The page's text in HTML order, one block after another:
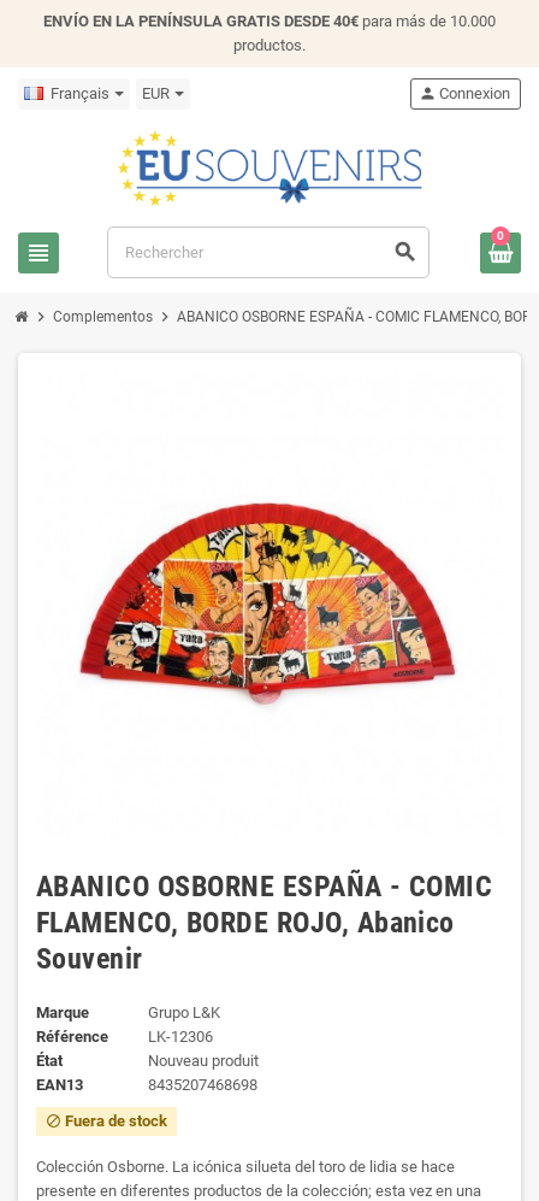
ENVÍO EN LA PENÍNSULA GRATIS DESDE 40€ para más de 10.000
productos.
Français EUR
view_headline search
person Connexion
0
chevron_right Complementos chevron_right ABANICO OSBORNE ESPAÑA - COMIC FLAMENCO,
ABANICO OSBORNE ESPAÑA - COMIC
FLAMENCO, BORDE ROJO, Abanico
Souvenir
Marque
Grupo L&K
Référence
LK-12306
État
Nouveau produit
EAN13
8435207468698
block Fuera de stock
Colección Osborne. La icónica silueta del toro de lidia se hace
presente en diferentes productos de la colección; esta vez en una